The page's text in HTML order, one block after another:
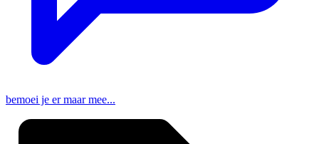
bemoei je er maar mee...